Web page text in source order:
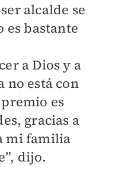
alcalde se
es bastante
a Dios y a
no está con
es
gracias a
mi familia
dijo.